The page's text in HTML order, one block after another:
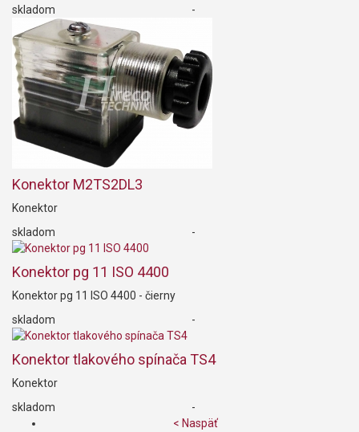
skladom
-
Konektor M2TS2DL3
Konektor
skladom
-
Konektor pg 11 ISO 4400
Konektor pg 11 ISO 4400 - čierny
skladom
-
Konektor tlakového spínača TS4
Konektor
skladom
-
< Naspäť